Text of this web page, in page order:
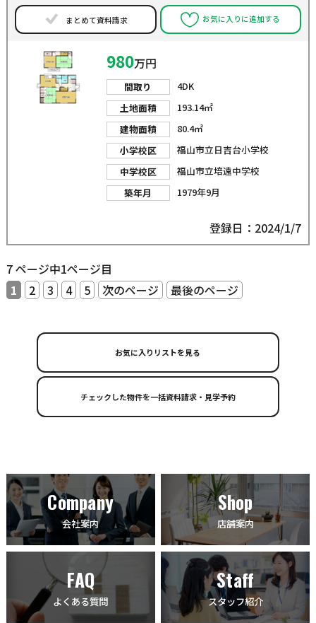
まとめて資料請求 お気に入りに追加する
980万円
間取り
4DK
土地面積
193.14㎡
建物面積
80.4㎡
小学校区
福山市立日吉台小学校
中学校区
福山市立培遠中学校
築年月
1979年9月
登録日：2024/1/7
7 ページ中1ページ目
1
2 3 4 5 次のページ 最後のページ
お気に入りリストを見る
Company
会社案内
Shop
店舗案内
FAQ
よくある質問
Staff
スタッフ紹介